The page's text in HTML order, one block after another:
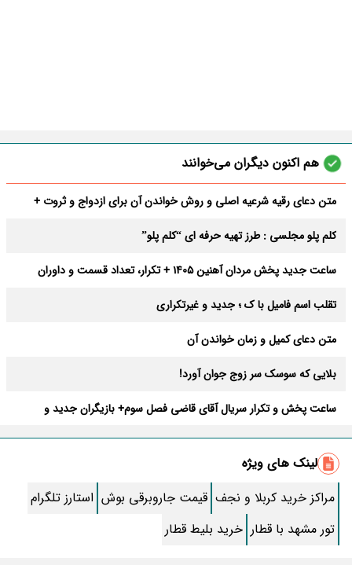
هم اکنون دیگران می‌خوانند
متن دعای رقیه شرعیه اصلی و روش خواندن آن برای ازدواج و ثروت +
کلم پلو مجلسی : طرز تهیه حرفه ای “کلم پلو”
ساعت جدید پخش مردان آهنین 1405 + تکرار، تعداد قسمت و داوران
تقلب اسم فامیل با ک ؛ جدید و غیرتکراری
متن دعای کمیل و زمان خواندن آن
بلایی که سوسک سر زوج جوان آورد!
ساعت پخش و تکرار سریال آقای قاضی فصل سوم+ بازیگران جدید و
طرز تهیه سالاد ماکارونی خانگی خوشمزه و لذیذ + آموزش تصویری
طرز تهیه پاستا با سس آلفردو و مرغ فوری + آموزش تصویری پنه
جواب کامل اسم فامیل با “س”
ماه قرمز نشانه آخر دنیا در آسمان ظاهر شد !
لینک های ویژه
مراکز خرید کربلا و نجف قیمت جاروبرقی بوش استارز تلگرام
تور مشهد با قطار خرید بلیط قطار